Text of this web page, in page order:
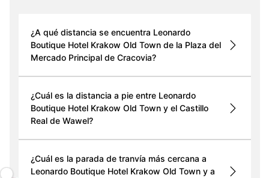
¿A qué distancia se encuentra Leonardo
Boutique Hotel Krakow Old Town de la Plaza del
Mercado Principal de Cracovia?
¿Cuál es la distancia a pie entre Leonardo
Boutique Hotel Krakow Old Town y el Castillo
Real de Wawel?
¿Cuál es la parada de tranvía más cercana a
Leonardo Boutique Hotel Krakow Old Town y a